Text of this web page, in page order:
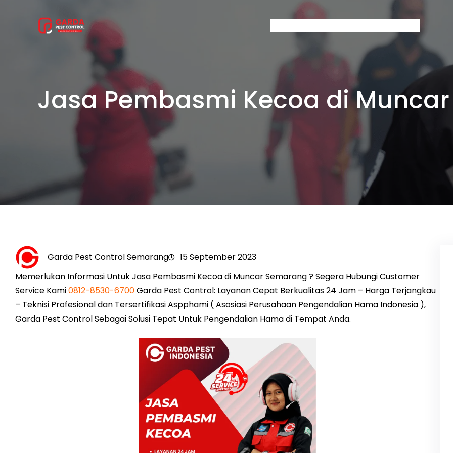
Jasa Pembasmi Kecoa di
Garda Pest Control Semarang
15 September 2023
Memerlukan Informasi Untuk Jasa Pembasmi Kecoa di Muncar Semarang ? Segera Hubungi Customer
Service Kami0812-8530-6700Garda Pest Control: Layanan Cepat Berkualitas 24 Jam – Harga Terjangkau
– Teknisi Profesional dan Tersertifikasi Aspphami ( Asosiasi Perusahaan Pengendalian Hama Indonesia ),
Garda Pest Control Sebagai Solusi Tepat Untuk Pengendalian Hama di Tempat Anda.